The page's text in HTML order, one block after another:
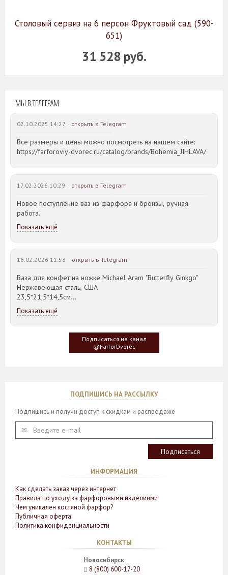
Столовый сервиз на 6 персон Фруктовый сад (590-
651)
31 528 руб.
МЫ В ТЕЛЕГРАМ
02.10.2025 14:27 · открыть в Telegram
Все размеры и цены можно посмотреть на нашем сайте:
https://farforoviy-dvorec.ru/catalog/brands/Bohemia_JIHLAVA/
17.02.2026 10:29 · открыть в Telegram
Новое поступление ваз из фарфора и бронзы, ручная
работа.
Показать ещё
16.02.2026 11:53 · открыть в Telegram
Ваза для конфет на ножке Michael Aram "Butterfly Ginkgo"
Нержавеющая сталь, США
23,5*21,5*14,5см
Идея такого дизайна предметов сервировки стола пришла
создателю, когда он впервые увидел дерево Гинкго Билоба,
у которого растут двойные листья, напоминающие крылья
Показать ещё
Подписаться на канал
@FarforDvorec
ПОДПИШИСЬ НА РАССЫЛКУ
Подпишись и получи доступ к скидкам и распродаже
ИНФОРМАЦИЯ
Как сделать заказ через интернет
Правила по уходу за фарфоровыми изделиями
Чем уникален костяной фарфор?
Публичная оферта
Политика конфиденциальности
КОНТАКТЫ
Новосибирск
8 (800) 600-17-20